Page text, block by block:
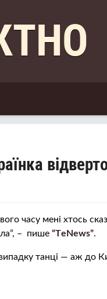
часу мені хтось
– пише “ТeNews”.
танці — аж до